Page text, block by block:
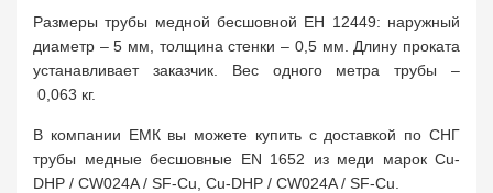
Размеры трубы медной бесшовной ЕН 12449: наружный
диаметр – 5 мм, толщина стенки – 0,5 мм. Длину проката
устанавливает заказчик. Вес одного метра трубы –
0,063 кг.
В компании ЕМК вы можете купить с доставкой по СНГ
трубы медные бесшовные EN 1652 из меди марок Cu-
DHP / CW024A / SF-Cu, Cu-DHP / CW024A / SF-Cu.